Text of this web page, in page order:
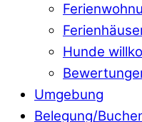
Hunde
Umgebung
Belegung/